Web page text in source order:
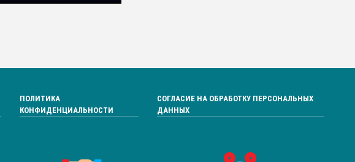
ПОЛИТИКА
КОНФИДЕНЦИАЛЬНОСТИ
СОГЛАСИЕ НА ОБРАБОТКУ ПЕРСОНАЛЬНЫХ
ДАННЫХ